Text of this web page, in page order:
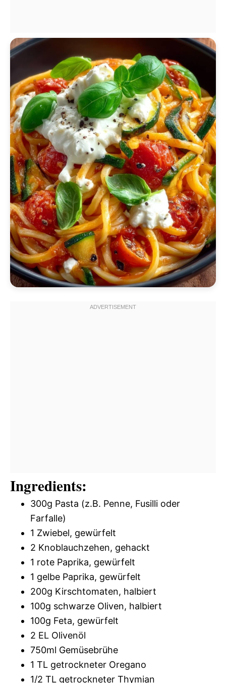
Ingredients:
300g Pasta (z.B. Penne, Fusilli oder
Farfalle)
1 Zwiebel, gewürfelt
2 Knoblauchzehen, gehackt
1 rote Paprika, gewürfelt
1 gelbe Paprika, gewürfelt
200g Kirschtomaten, halbiert
100g schwarze Oliven, halbiert
100g Feta, gewürfelt
2 EL Olivenöl
750ml Gemüsebrühe
1 TL getrockneter Oregano
1/2 TL getrockneter Thymian